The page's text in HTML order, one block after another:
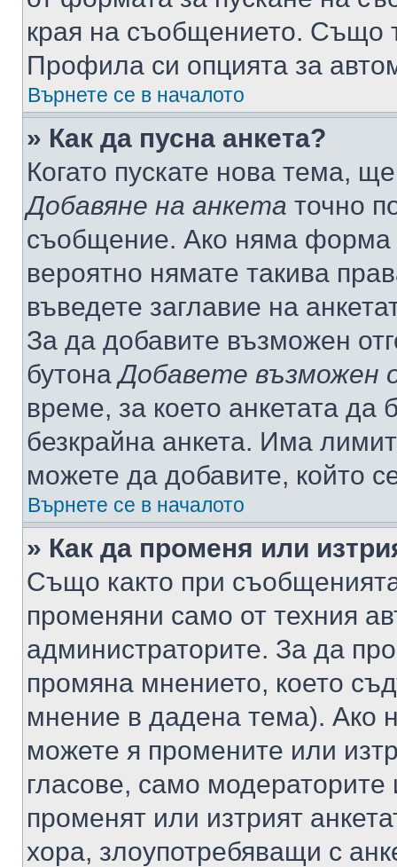
края на съобщението. Също
Профила си опцията за
Върнете се в началото
» Как да пусна анкета?
Когато пускате нова тема,
Добавяне на анкета точно
съобщение. Ако няма форма
вероятно нямате такива
въведете заглавие на
За да добавите възможен
бутонаДобавете възможен
време, за което анкетата да
безкрайна анкета. Има
можете да добавите, който
Върнете се в началото
» Как да променя или
Също както при
променяни само от техния
администраторите. За да
промяна мнението, което
мнение в дадена тема). Ако
можете я промените или
гласове, само
променят или изтрият
хора, злоупотребяващи с